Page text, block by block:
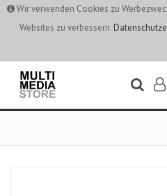
Wir verwenden Cookies zu
Websites zu verbessern.